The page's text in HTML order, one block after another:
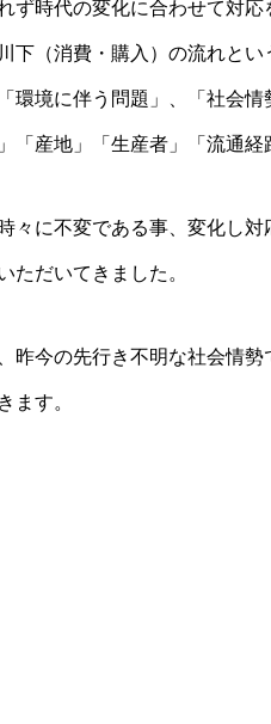
ず時代の変化に合わせて対
下（消費・購入）の流れと
環境に伴う問題」、「社会
「産地」「生産者」「流通経
々に不変である事、変化し
ただいてきました。
昨今の先行き不明な社会情
ます。